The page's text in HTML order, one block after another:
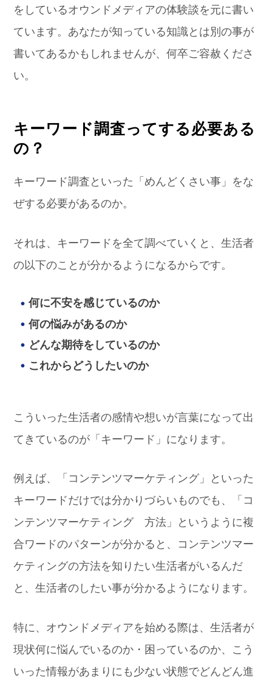
をしているオウンドメディアの体験談を元に書い
ています。あなたが知っている知識とは別の事が
書いてあるかもしれませんが、何卒ご容赦くださ
い。
キーワード調査ってする必要ある
の？
キーワード調査といった「めんどくさい事」をな
ぜする必要があるのか。
それは、キーワードを全て調べていくと、生活者
の以下のことが分かるようになるからです。
何に不安を感じているのか
何の悩みがあるのか
どんな期待をしているのか
これからどうしたいのか
こういった生活者の感情や想いが言葉になって出
てきているのが「キーワード」になります。
例えば、「コンテンツマーケティング」といった
キーワードだけでは分かりづらいものでも、「コ
ンテンツマーケティング 方法」というように複
合ワードのパターンが分かると、コンテンツマー
ケティングの方法を知りたい生活者がいるんだ
と、生活者のしたい事が分かるようになります。
特に、オウンドメディアを始める際は、生活者が
現状何に悩んでいるのか・困っているのか、こう
いった情報があまりにも少ない状態でどんどん進